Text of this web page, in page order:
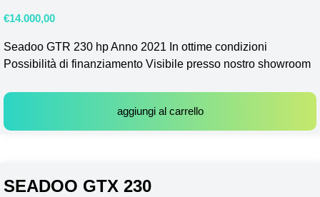
€14.000,00
Seadoo GTR 230 hp Anno 2021 In ottime condizioni
Possibilità di finanziamento Visibile presso nostro showroom
aggiungi al carrello
SEADOO GTX 230